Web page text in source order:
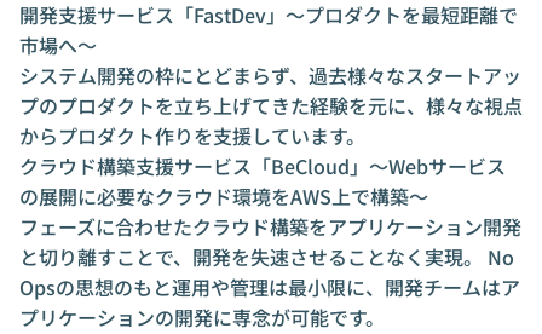
開発支援サービス「FastDev」〜プロダクトを最短距離で
市場へ〜
システム開発の枠にとどまらず、過去様々なスタートアッ
プのプロダクトを立ち上げてきた経験を元に、様々な視点
からプロダクト作りを支援しています。
クラウド構築支援サービス「BeCloud」〜Webサービス
の展開に必要なクラウド環境をAWS上で構築〜
フェーズに合わせたクラウド構築をアプリケーション開発
と切り離すことで、開発を失速させることなく実現。 No
Opsの思想のもと運用や管理は最小限に、開発チームはア
プリケーションの開発に専念が可能です。